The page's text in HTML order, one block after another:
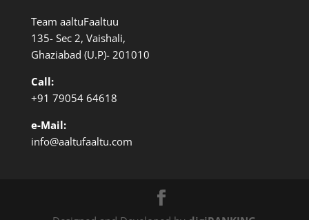
Team aaltuFaaltuu
135- Sec 2, Vaishali,
Ghaziabad (U.P)- 201010
Call:
+91 79054 64618
e-Mail:
info@aaltufaaltu.com